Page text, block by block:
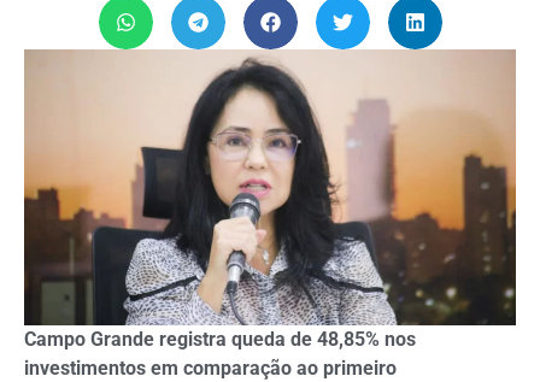
Campo Grande registra queda de 48,85% nos
investimentos em comparação ao primeiro